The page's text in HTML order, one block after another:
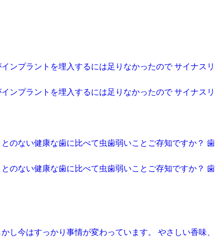
ンプラントを埋入するには足りなかったので サイナスリ
ンプラントを埋入するには足りなかったので サイナスリ
のない健康な歯に比べて虫歯弱いことご存知ですか？ 歯
のない健康な歯に比べて虫歯弱いことご存知ですか？ 歯
し今はすっかり事情が変わっています。 やさしい香味、